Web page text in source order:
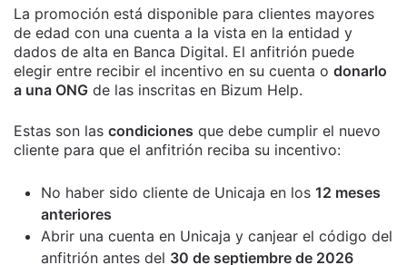
La promoción está disponible para clientes mayores
de edad con una cuenta a la vista en la entidad y
dados de alta en Banca Digital. El anfitrión puede
elegir entre recibir el incentivo en su cuenta o donarlo
a una ONG de las inscritas en Bizum Help.
Estas son las condiciones que debe cumplir el nuevo
cliente para que el anfitrión reciba su incentivo:
No haber sido cliente de Unicaja en los 12 meses
anteriores
Abrir una cuenta en Unicaja y canjear el código del
anfitrión antes del 30 de septiembre de 2026